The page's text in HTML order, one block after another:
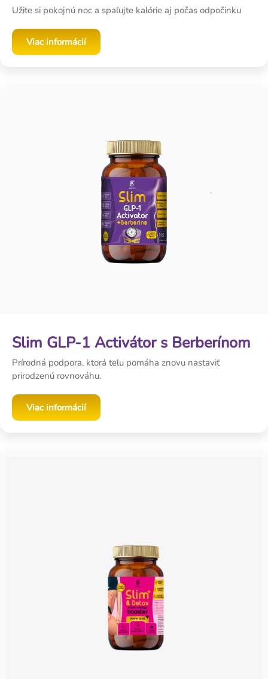
Užite si pokojnú noc a spaľujte kalórie aj počas odpočinku
Viac informácií
Slim GLP-1 Activátor s Berberínom
Prírodná podpora, ktorá telu pomáha znovu nastaviť
prirodzenú rovnováhu.
Viac informácií